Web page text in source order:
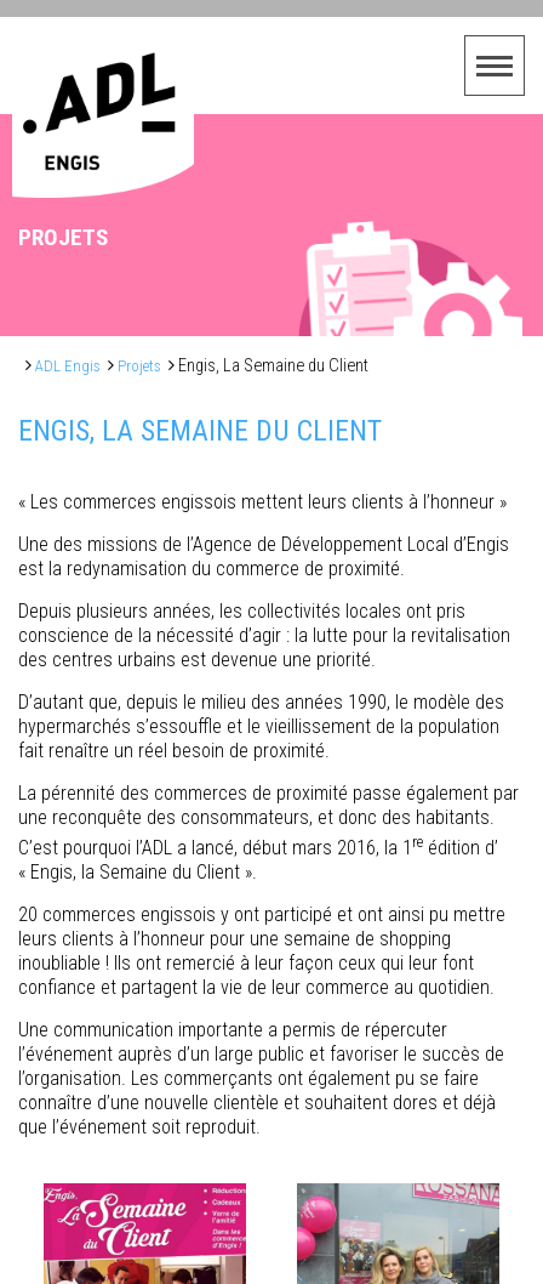
PROJETS
ADL Engis Projets Engis, La Semaine du Client
ENGIS, LA SEMAINE DU CLIENT
« Les commerces engissois mettent leurs clients à l’honneur »
Une des missions de l’Agence de Développement Local d’Engis
est la redynamisation du commerce de proximité.
Depuis plusieurs années, les collectivités locales ont pris
conscience de la nécessité d’agir : la lutte pour la revitalisation
des centres urbains est devenue une priorité.
D’autant que, depuis le milieu des années 1990, le modèle des
hypermarchés s’essouffle et le vieillissement de la population
fait renaître un réel besoin de proximité.
La pérennité des commerces de proximité passe également par
une reconquête des consommateurs, et donc des habitants.
C’est pourquoi l’ADL a lancé, début mars 2016, la 1 re édition d’
« Engis, la Semaine du Client ».
20 commerces engissois y ont participé et ont ainsi pu mettre
leurs clients à l’honneur pour une semaine de shopping
inoubliable ! Ils ont remercié à leur façon ceux qui leur font
confiance et partagent la vie de leur commerce au quotidien.
Une communication importante a permis de répercuter
l’événement auprès d’un large public et favoriser le succès de
l’organisation. Les commerçants ont également pu se faire
connaître d’une nouvelle clientèle et souhaitent dores et déjà
que l’événement soit reproduit.